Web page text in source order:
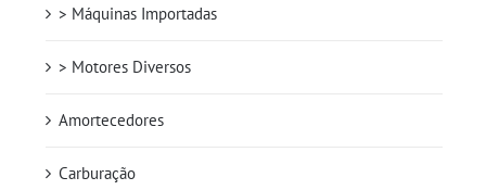
> Máquinas Importadas
> Motores Diversos
Amortecedores
Carburação